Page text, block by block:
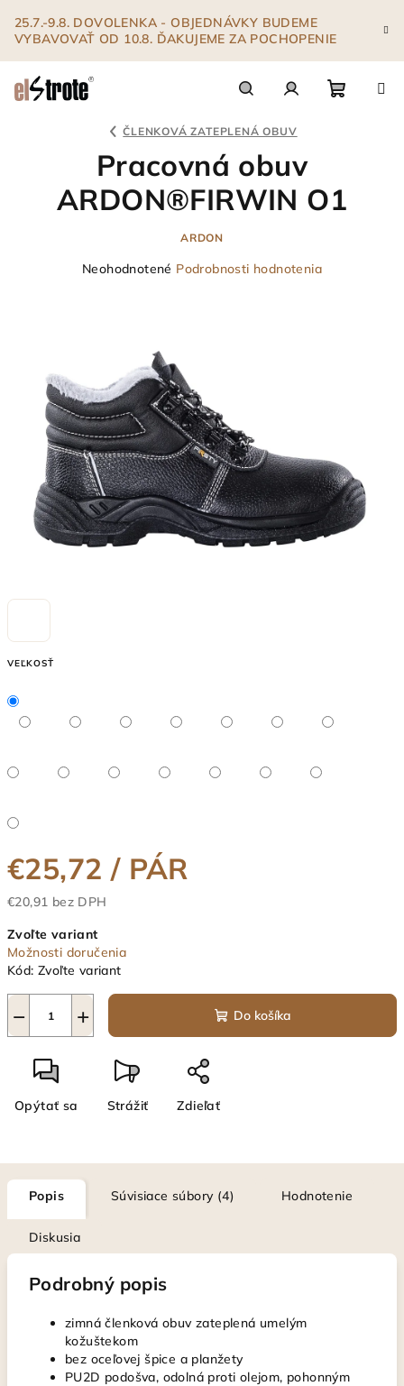
obsah
25.7.-9.8. DOVOLENKA - OBJEDNÁVKY BUDEME
VYBAVOVAŤ OD 10.8. ĎAKUJEME ZA POCHOPENIE
ČLENKOVÁ ZATEPLENÁ OBUV
VEĽKOSŤ
€25,72 / PÁR
€20,91 bez DPH
cena:
Zvoľte variant
Možnosti doručenia
Kód: Zvoľte variant
+
− Do košíka
Opýtať sa Strážiť Zdieľať
Pracovná obuv
ARDON®FIRWIN O1
ARDON
Priemerné
hviezdičiek.
Neohodnotené Podrobnosti hodnotenia
Popis Súvisiace súbory (4) Hodnotenie
Diskusia
Podrobný popis
zimná členková obuv zateplená umelým
kožuštekom
bez oceľovej špice a planžety
PU2D podošva, odolná proti olejom, pohonným